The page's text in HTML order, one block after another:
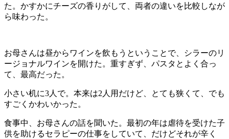
た。かすかにチーズの香りがして、両者の違いを比較しなが
ら味わった。
お母さんは昼からワインを飲もうということで、シラーのリ
ージョナルワインを開けた。重すぎず、パスタとよく合っ
て、最高だった。
小さい机に3人で。本来は2人用だけど、とても狭くて、でも
すごくかわいかった。
食事中、お母さんの話を聞いた。最初の年は虐待を受けた子
供を助けるセラピーの仕事をしていて、だけどそれが辛く